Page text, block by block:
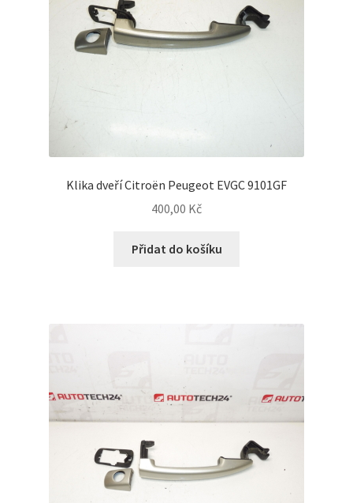
Klika dveří Citroën Peugeot EVGC 9101GF
400,00 Kč
Přidat do košíku